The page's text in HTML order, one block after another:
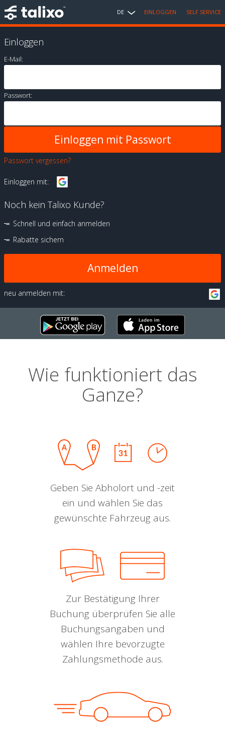
DE EINLOGGEN SELF SERVICE
Einloggen
E-Mail:
Passwort:
Passwort vergessen?
Einloggen mit:
Noch kein Talixo Kunde?
Schnell und einfach anmelden
Rabatte sichern
Anmelden
neu anmelden mit:
Wie funktioniert das
Ganze?
Geben Sie Abholort und -zeit
ein und wählen Sie das
gewünschte Fahrzeug aus.
Zur Bestätigung Ihrer
Buchung überprüfen Sie alle
Buchungsangaben und
wählen Ihre bevorzugte
Zahlungsmethode aus.